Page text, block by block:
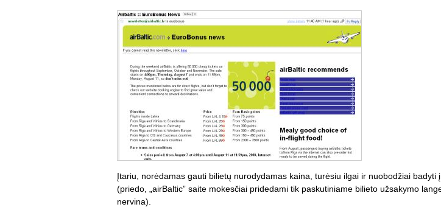
Įtariu, norėdamas gauti bilietų nurodydamas kaina, turėsiu ilgai ir nuobodžiai badyti
(priedo, „airBaltic” saite mokesčiai pridedami tik paskutiniame bilieto užsakymo
nervina).